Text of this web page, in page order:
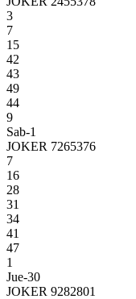
3
7
15
42
43
49
44
9
Sab-1
JOKER 7265376
7
16
28
31
34
41
47
1
Jue-30
JOKER 9282801